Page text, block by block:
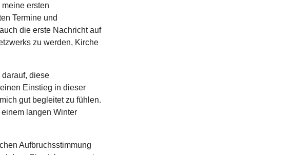
ersten
Termine und
die erste Nachricht auf
zu werden, Kirche
diese
Einstieg in dieser
gut begleitet zu fühlen.
langen Winter
Aufbruchsstimmung